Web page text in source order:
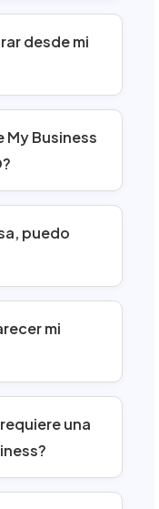
desde mi
My Business
puedo
mi
una